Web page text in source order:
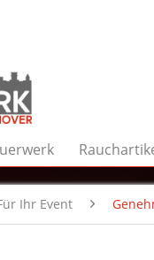
Ihr Event